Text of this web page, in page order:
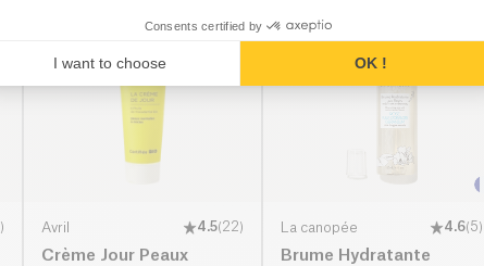
) Avril 4.5(22)
Crème Jour Peaux
La canopée 4.6(5)
Brume Hydratante
Consents certified by
I want to choose OK !